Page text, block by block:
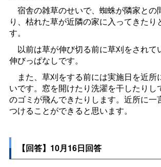
宿舎の雑草のせいで、蜘蛛が隣家との
り、枯れた草が近隣の家に入ってきたり
す。
以前は草が伸び切る前に草刈をされて
伸びっぱなしです。
また、草刈をする前には実施日を近所
いです。窓を開けたり洗濯を干したりし
のゴミが飛んできたりします。近所に一
つけることができると思います。
【回答】10月16日回答